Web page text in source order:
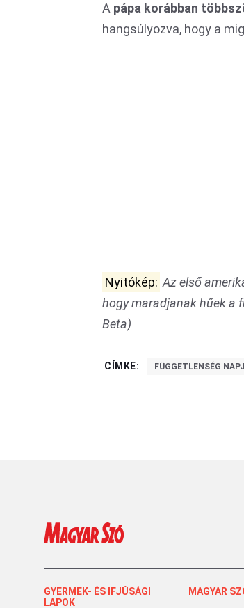
A pápa korábban
hangsúlyozva, hogy a
Nyitókép: Az első
hogy maradjanak hűek a
Beta)
CÍMKE: FÜGGETLENSÉG
GYERMEK- ÉS IFJÚSÁGI
LAPOK
MAGYAR